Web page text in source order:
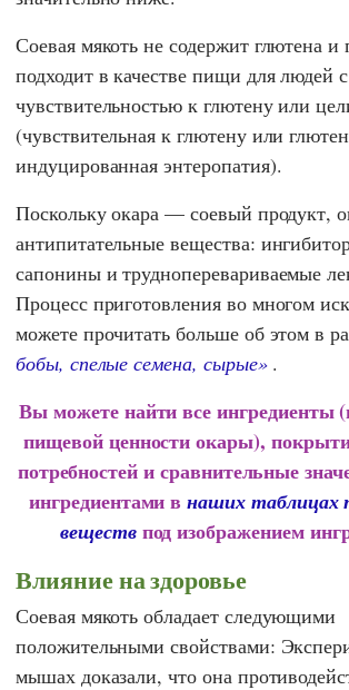
Соевая мякоть не содержит глютена и
подходит в качестве пищи для людей с
чувствительностью к глютену или
(чувствительная к глютену или
индуцированная энтеропатия).
Поскольку окара — соевый продукт,
антипитательные вещества:
сапонины и трудноперевариваемые
Процесс приготовления во многом
можете прочитать больше об этом в
бобы, спелые семена, сырые».
Вы можете найти все ингредиенты
пищевой ценности окары),
потребностей и сравнительные
ингредиентами внаших таблицах
веществпод изображением
Влияние на здоровье
Соевая мякоть обладает следующими
положительными свойствами:
мышах доказали, что она